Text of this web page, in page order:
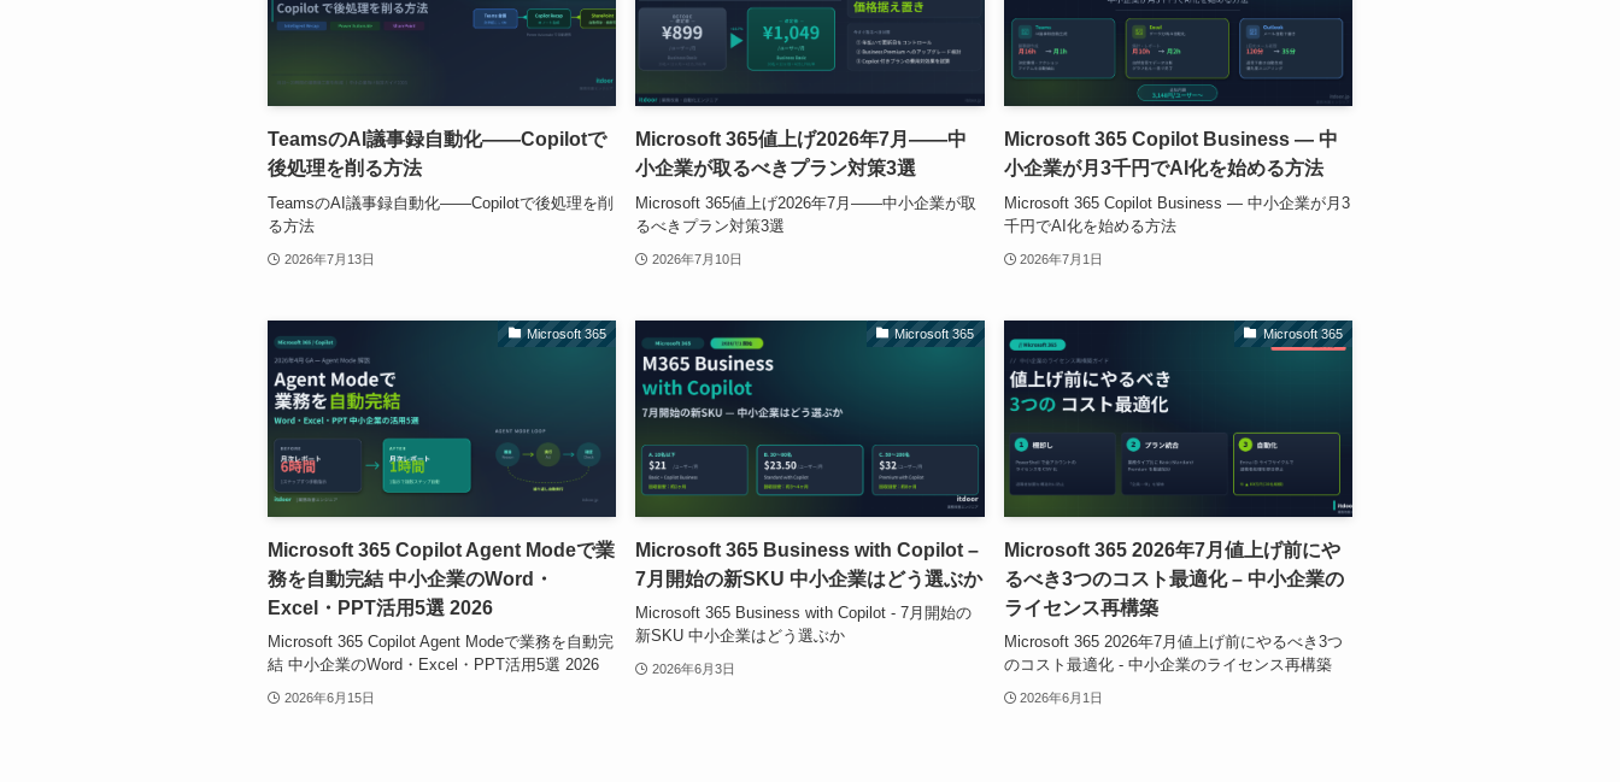
TeamsのAI議事録自動化——Copilotで
後処理を削る方法
TeamsのAI議事録自動化——Copilotで後処理を削
る方法
2026年7月13日
Microsoft 365値上げ2026年7月——中
小企業が取るべきプラン対策3選
Microsoft 365値上げ2026年7月——中小企業が取
るべきプラン対策3選
2026年7月10日
Microsoft 365 Copilot Business — 中
小企業が月3千円でAI化を始める方法
Microsoft 365 Copilot Business — 中小企業が月3
千円でAI化を始める方法
2026年7月1日
Microsoft 365
Microsoft 365 Copilot Agent Modeで業
務を自動完結 中小企業のWord・
Excel・PPT活用5選 2026
Microsoft 365 Copilot Agent Modeで業務を自動完
結 中小企業のWord・Excel・PPT活用5選 2026
2026年6月15日
Microsoft 365
Microsoft 365 Business with Copilot –
7月開始の新SKU 中小企業はどう選ぶか
Microsoft 365 Business with Copilot - 7月開始の
新SKU 中小企業はどう選ぶか
2026年6月3日
Microsoft 365
Microsoft 365 2026年7月値上げ前にや
るべき3つのコスト最適化 – 中小企業の
ライセンス再構築
Microsoft 365 2026年7月値上げ前にやるべき3つ
のコスト最適化 - 中小企業のライセンス再構築
2026年6月1日